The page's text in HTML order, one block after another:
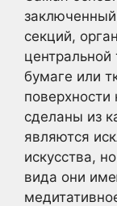
секций,
бумаге или
сделаны из
являются
искусства,
вида они